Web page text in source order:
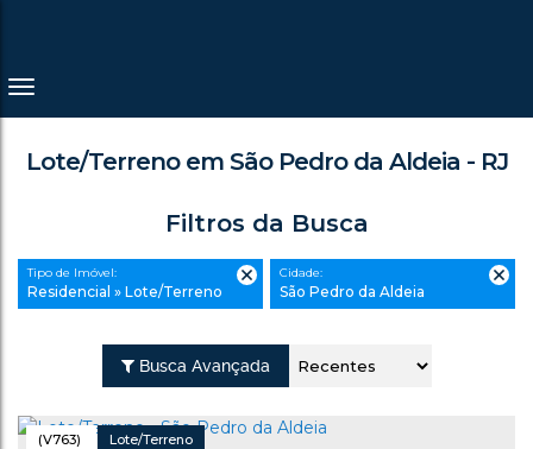
Lote/Terreno em São Pedro da Aldeia - RJ
Filtros da Busca
Tipo de Imóvel:
Residencial » Lote/Terreno
Cidade:
São Pedro da Aldeia
Busca Avançada
(V763) Lote/Terreno